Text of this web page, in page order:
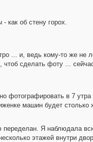
как об стену горох.
... и, ведь кому-то же не
чтоб сделать фоту ...
фотографировать в 7
машин будет столько
переделан. Я наблюдала
этажей внутри